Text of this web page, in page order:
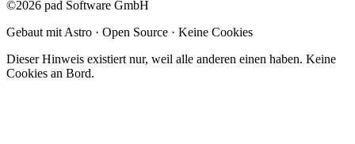
©2026 pad Software GmbH
Gebaut mit Astro · Open Source · Keine Cookies
Dieser Hinweis existiert nur, weil alle anderen einen haben. Keine
Cookies an Bord.